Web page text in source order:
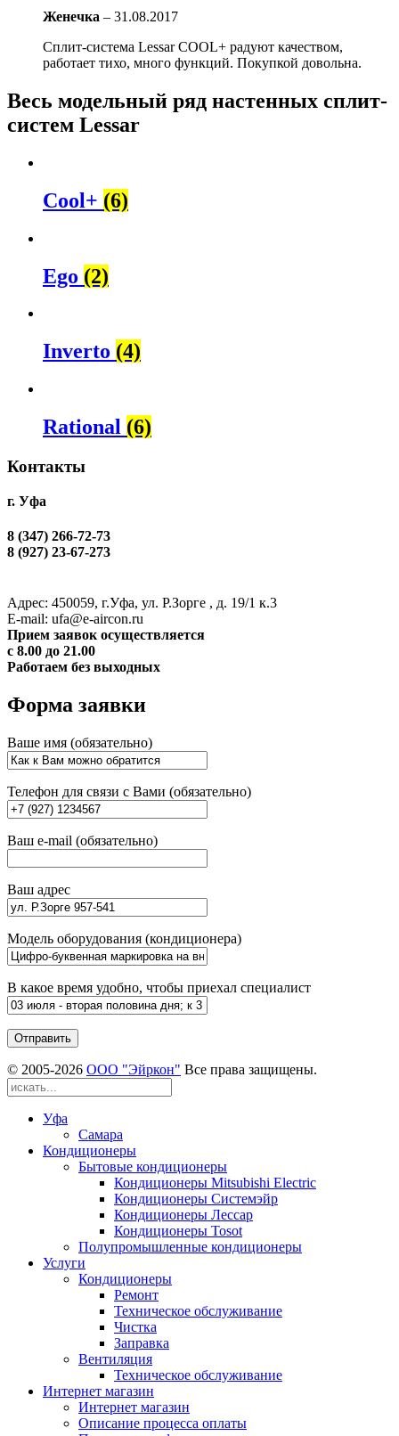
Женечка – 31.08.2017
Сплит-система Lessar COOL+ радуют качеством,
работает тихо, много функций. Покупкой довольна.
Весь модельный ряд настенных сплит-
систем Lessar
Cool+ (6)
Ego (2)
Inverto (4)
Rational (6)
Контакты
г. Уфа
8 (347) 266-72-73
8 (927) 23-67-273
Адрес: 450059, г.Уфа, ул. Р.Зорге , д. 19/1 к.3
Е-mail: ufa@e-aircon.ru
Прием заявок осуществляется
с 8.00 до 21.00
Работаем без выходных
Форма заявки
Ваше имя (обязательно)
Телефон для связи с Вами (обязательно)
Ваш e-mail (обязательно)
Ваш адрес
Модель оборудования (кондиционера)
В какое время удобно, чтобы приехал специалист
© 2005-2026 ООО "Эйркон" Все права защищены.
Уфа
Самара
Кондиционеры
Бытовые кондиционеры
Кондиционеры Mitsubishi Electric
Кондиционеры Системэйр
Кондиционеры Лессар
Кондиционеры Tosot
Полупромышленные кондиционеры
Услуги
Кондиционеры
Ремонт
Техническое обслуживание
Чистка
Заправка
Вентиляция
Техническое обслуживание
Интернет магазин
Интернет магазин
Описание процесса оплаты